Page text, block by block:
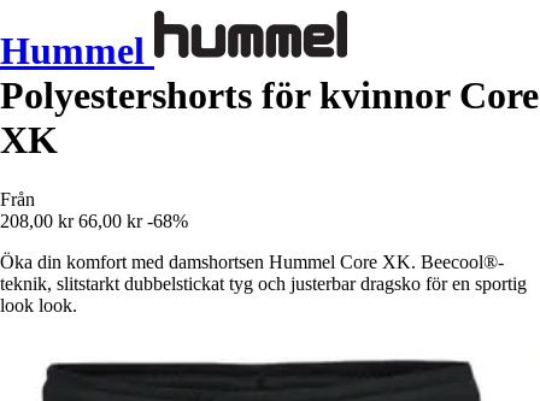
Hummel
Polyestershorts för kvinnor Core
XK
Från
208,00 kr 66,00 kr -68%
Öka din komfort med damshortsen Hummel Core XK. Beecool®-
teknik, slitstarkt dubbelstickat tyg och justerbar dragsko för en sportig
look look.